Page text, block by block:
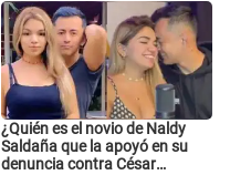
¿Quién es el novio de Naldy
Saldaña que la apoyó en su
denuncia contra César